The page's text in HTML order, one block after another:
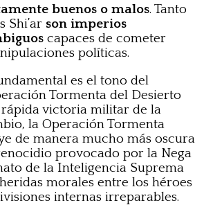
buenos o malos. Tanto
Shi’ar son imperios
capaces de cometer
políticas.
es el tono del
Tormenta del Desierto
victoria militar de la
la Operación Tormenta
de manera mucho más oscura
provocado por la Nega
de la Inteligencia Suprema
morales entre los héroes
internas irreparables.